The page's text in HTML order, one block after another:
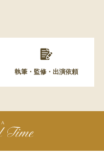
執筆・監修・出演依頼